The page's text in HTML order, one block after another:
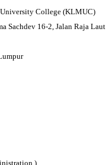
College (KLMUC)
Sachdev 16-2, Jalan Raja Laut
)